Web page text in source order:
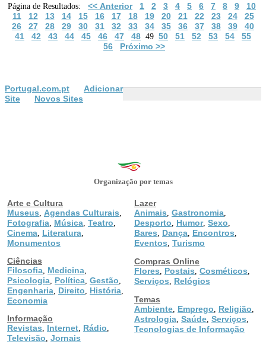
Página de Resultados: << Anterior 1 2 3 4 5 6 7 8 9
10
11
12 13 14 15 16 17 18 19 20 21 22 23 24
25
26
27 28 29 30 31 32 33 34 35 36 37 38 39
40
41
42 43 44 45 46 47 48 49 50 51 52 53 54
55
56
Próximo >>
Portugal.com.pt
Adicionar
Site
Novos Sites
Organização por temas
Arte e Cultura
Museus
Agendas Culturais
Fotografia Música Teatro
Cinema Literatura
Monumentos
Ciências
Filosofia Medicina
Psicologia Política Gestão
Engenharia Direito História
Economia
Informação
Revistas
Internet Rádio
Televisão Jornais
Lazer
Animais Gastronomia
Desporto Humor, Sexo
Bares Dança Encontros
Eventos Turismo
Compras Online
Flores
Postais Cosméticos
Serviços
Relógios
Temas
Ambiente Emprego Religião
Astrologia Saúde Serviços
Tecnologias de Informação